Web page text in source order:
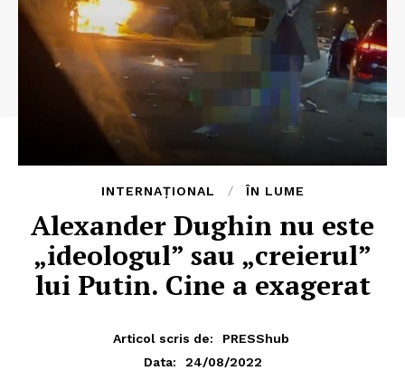
INTERNAȚIONAL ÎN LUME
Alexander Dughin nu este
„ideologul” sau „creierul”
lui Putin. Cine a exagerat
Articol scris de:
PRESShub
Data:
24/08/2022